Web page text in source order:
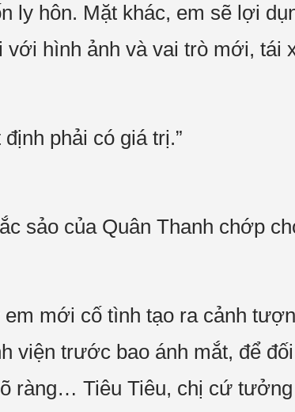
ly hôn. Mặt khác, em sẽ lợi
với hình ảnh và vai trò mới, tái
phải có giá trị.”
sảo của Quân Thanh chớp
em mới cố tình tạo ra cảnh
viện trước bao ánh mắt, để
ràng… Tiêu Tiêu, chị cứ